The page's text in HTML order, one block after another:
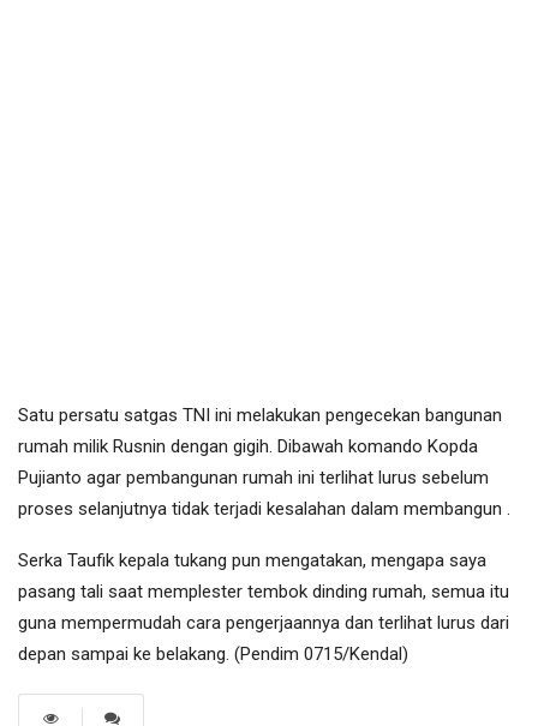
Satu persatu satgas TNI ini melakukan pengecekan bangunan
rumah milik Rusnin dengan gigih. Dibawah komando Kopda
Pujianto agar pembangunan rumah ini terlihat lurus sebelum
proses selanjutnya tidak terjadi kesalahan dalam membangun .
Serka Taufik kepala tukang pun mengatakan, mengapa saya
pasang tali saat memplester tembok dinding rumah, semua itu
guna mempermudah cara pengerjaannya dan terlihat lurus dari
depan sampai ke belakang. (Pendim 0715/Kendal)